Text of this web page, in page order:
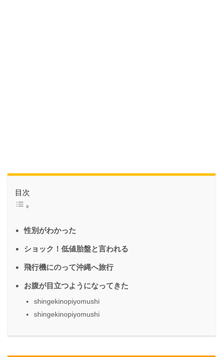
目次
性別がわかった
ショック！低値胎盤と言われる
飛行機にのって沖縄へ旅行
お腹が目立つようになってきた
shingekinopiyomushi
shingekinopiyomushi